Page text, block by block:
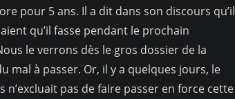
pour 5 ans. Il a dit dans son discours qu’il
qu’il fasse pendant le prochain
le verrons dès le gros dossier de la
à passer. Or, il y a quelques jours, le
n’excluait pas de faire passer en force cette